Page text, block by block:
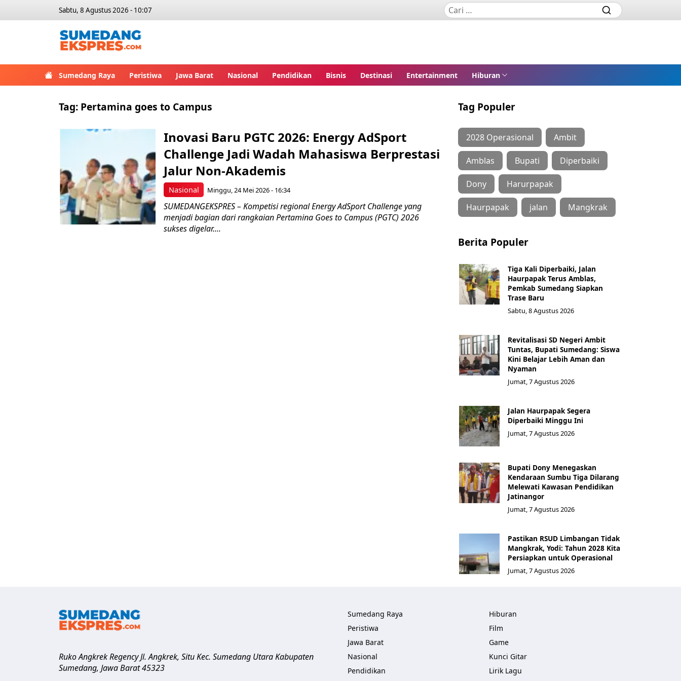
Sabtu, 8 Agustus 2026 - 10:07
Sumedang Raya Peristiwa Jawa Barat Nasional Pendidikan Bisnis Destinasi Entertainment Hiburan
Tag: Pertamina goes to Campus
Nasional
Inovasi Baru PGTC 2026: Energy AdSport
Challenge Jadi Wadah Mahasiswa Berprestasi
Jalur Non-Akademis
Minggu, 24 Mei 2026 - 16:34
SUMEDANGEKSPRES – Kompetisi regional Energy AdSport Challenge yang
menjadi bagian dari rangkaian Pertamina Goes to Campus (PGTC) 2026
sukses digelar....
Tag Populer
2028 Operasional Ambit
Amblas Bupati Diperbaiki
Dony Harurpapak
Haurpapak jalan Mangkrak
Berita Populer
Tiga Kali Diperbaiki, Jalan
Haurpapak Terus Amblas,
Pemkab Sumedang Siapkan
Trase Baru
Sabtu, 8 Agustus 2026
Revitalisasi SD Negeri Ambit
Tuntas, Bupati Sumedang: Siswa
Kini Belajar Lebih Aman dan
Nyaman
Jumat, 7 Agustus 2026
Jalan Haurpapak Segera
Diperbaiki Minggu Ini
Jumat, 7 Agustus 2026
Bupati Dony Menegaskan
Kendaraan Sumbu Tiga Dilarang
Melewati Kawasan Pendidikan
Jatinangor
Jumat, 7 Agustus 2026
Pastikan RSUD Limbangan Tidak
Mangkrak, Yodi: Tahun 2028 Kita
Persiapkan untuk Operasional
Jumat, 7 Agustus 2026
Ruko Angkrek Regency Jl. Angkrek, Situ Kec. Sumedang UtaraKabupaten
Sumedang, Jawa Barat45323
Sumedang Raya
Peristiwa
Jawa Barat
Nasional
Pendidikan
Hiburan
Film
Game
Kunci Gitar
Lirik Lagu